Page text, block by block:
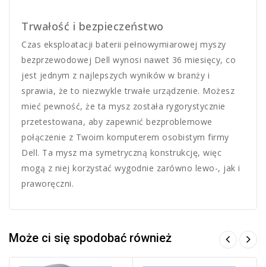
Trwałość i bezpieczeństwo
Czas eksploatacji baterii pełnowymiarowej myszy
bezprzewodowej Dell wynosi nawet 36 miesięcy, co
jest jednym z najlepszych wyników w branży i
sprawia, że to niezwykle trwałe urządzenie. Możesz
mieć pewność, że ta mysz została rygorystycznie
przetestowana, aby zapewnić bezproblemowe
połączenie z Twoim komputerem osobistym firmy
Dell. Ta mysz ma symetryczną konstrukcję, więc
mogą z niej korzystać wygodnie zarówno lewo-, jak i
praworęczni.
Może ci się spodobać również